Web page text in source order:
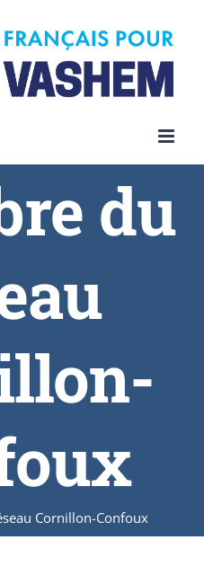
du
Cornillon-Confoux